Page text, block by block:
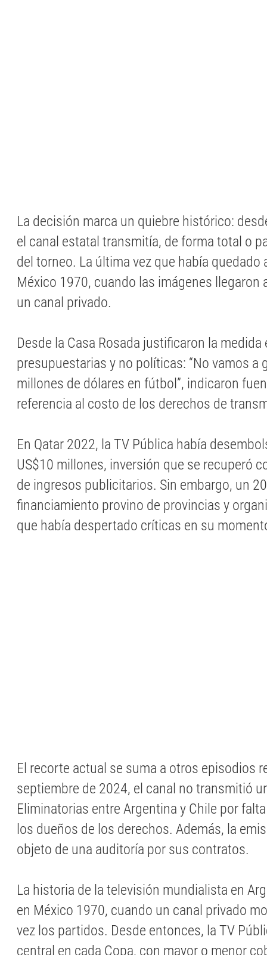
La decisión marca un quiebre histórico:
el canal estatal transmitía, de forma total o
del torneo. La última vez que había quedado
México 1970, cuando las imágenes llegaron
un canal privado.
Desde la Casa Rosada justificaron la
presupuestarias y no políticas: “No vamos a
millones de dólares en fútbol”, indicaron
referencia al costo de los derechos de
En Qatar 2022, la TV Pública había
US$10 millones, inversión que se recuperó
de ingresos publicitarios. Sin embargo, un
financiamiento provino de provincias y
que había despertado críticas en su
El recorte actual se suma a otros episodios
septiembre de 2024, el canal no transmitió
Eliminatorias entre Argentina y Chile por
los dueños de los derechos. Además, la
objeto de una auditoría por sus contratos.
La historia de la televisión mundialista en
en México 1970, cuando un canal privado
vez los partidos. Desde entonces, la TV
central en cada Copa, con mayor o menor